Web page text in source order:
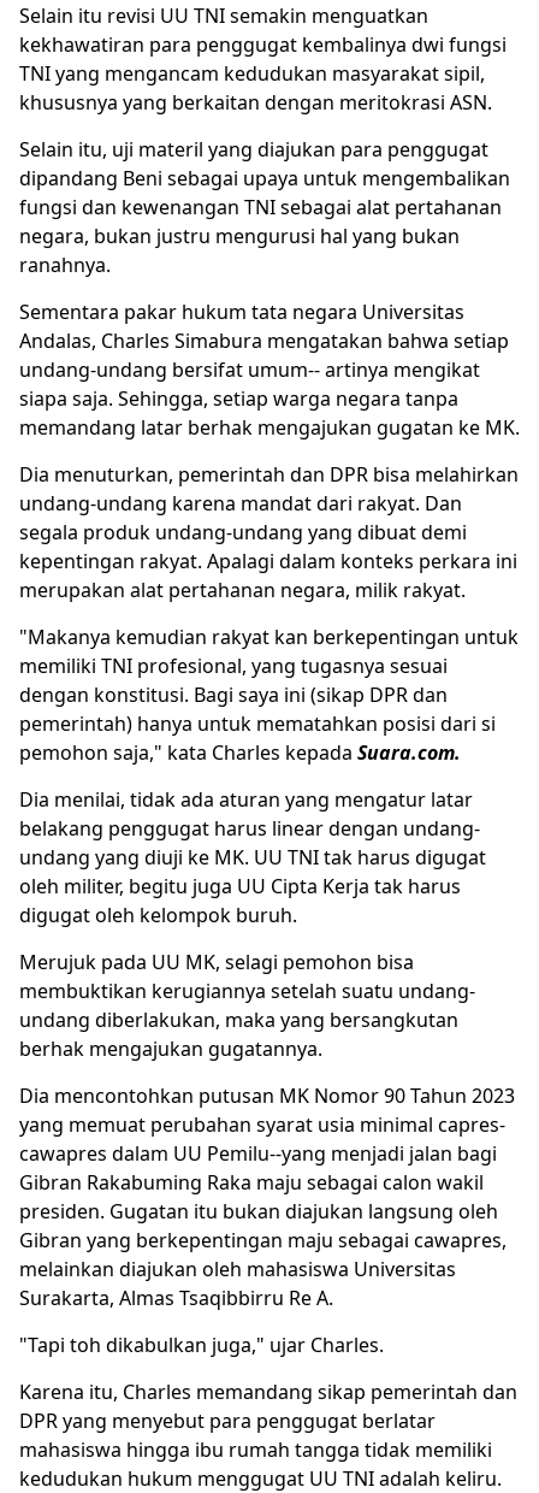
Selain itu revisi UU TNI semakin menguatkan
kekhawatiran para penggugat kembalinya dwi fungsi
TNI yang mengancam kedudukan masyarakat sipil,
khususnya yang berkaitan dengan meritokrasi ASN.
Selain itu, uji materil yang diajukan para penggugat
dipandang Beni sebagai upaya untuk mengembalikan
fungsi dan kewenangan TNI sebagai alat pertahanan
negara, bukan justru mengurusi hal yang bukan
ranahnya.
Sementara pakar hukum tata negara Universitas
Andalas, Charles Simabura mengatakan bahwa setiap
undang-undang bersifat umum-- artinya mengikat
siapa saja. Sehingga, setiap warga negara tanpa
memandang latar berhak mengajukan gugatan ke MK.
Dia menuturkan, pemerintah dan DPR bisa melahirkan
undang-undang karena mandat dari rakyat. Dan
segala produk undang-undang yang dibuat demi
kepentingan rakyat. Apalagi dalam konteks perkara ini
merupakan alat pertahanan negara, milik rakyat.
"Makanya kemudian rakyat kan berkepentingan untuk
memiliki TNI profesional, yang tugasnya sesuai
dengan konstitusi. Bagi saya ini (sikap DPR dan
pemerintah) hanya untuk mematahkan posisi dari si
pemohon saja," kata Charles kepada Suara.com.
Dia menilai, tidak ada aturan yang mengatur latar
belakang penggugat harus linear dengan undang-
undang yang diuji ke MK. UU TNI tak harus digugat
oleh militer, begitu juga UU Cipta Kerja tak harus
digugat oleh kelompok buruh.
Merujuk pada UU MK, selagi pemohon bisa
membuktikan kerugiannya setelah suatu undang-
undang diberlakukan, maka yang bersangkutan
berhak mengajukan gugatannya.
Dia mencontohkan putusan MK Nomor 90 Tahun 2023
yang memuat perubahan syarat usia minimal capres-
cawapres dalam UU Pemilu--yang menjadi jalan bagi
Gibran Rakabuming Raka maju sebagai calon wakil
presiden. Gugatan itu bukan diajukan langsung oleh
Gibran yang berkepentingan maju sebagai cawapres,
melainkan diajukan oleh mahasiswa Universitas
Surakarta, Almas Tsaqibbirru Re A.
"Tapi toh dikabulkan juga," ujar Charles.
Karena itu, Charles memandang sikap pemerintah dan
DPR yang menyebut para penggugat berlatar
mahasiswa hingga ibu rumah tangga tidak memiliki
kedudukan hukum menggugat UU TNI adalah keliru.